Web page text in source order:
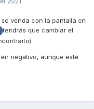
venda con la pantalla en
tendrás que cambiar el
negativo, aunque este